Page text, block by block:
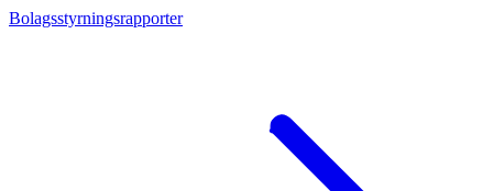
Bolagsstyrningsrapporter